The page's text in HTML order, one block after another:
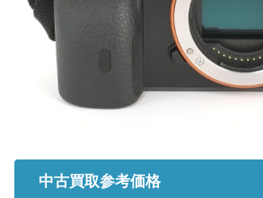
中古買取参考価格